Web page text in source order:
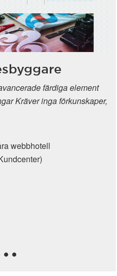
färdiga element
Kräver inga förkunskaper,
webbhotell